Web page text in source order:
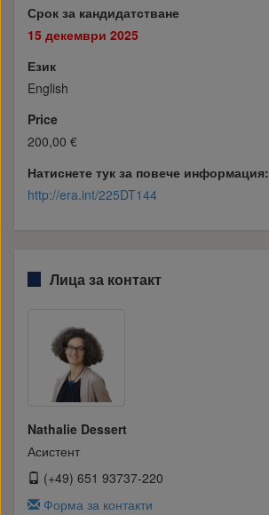
Срок за кандидатстване
15 декември 2025
Език
English
Price
200,00 €
Натиснете тук за повече информация:
http://era.int/225DT144
Лица за контакт
Nathalie Dessert
Асистент
(+49) 651 93737-220
Форма за контакти